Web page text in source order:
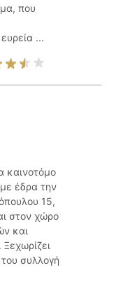
που
...
καινοτόμο
έδρα την
15,
στον χώρο
και
συλλογή